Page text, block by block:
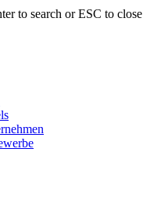
to search or ESC to close